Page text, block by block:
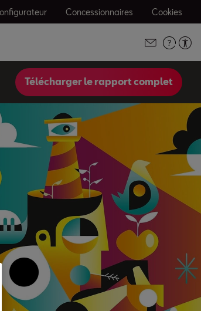
Concessionnaires Cookies
Télécharger le rapport complet